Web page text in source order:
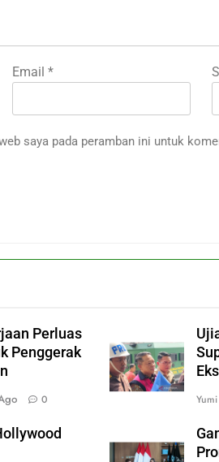
Email *
saya pada peramban ini untuk
Perluas
Penggerak
0